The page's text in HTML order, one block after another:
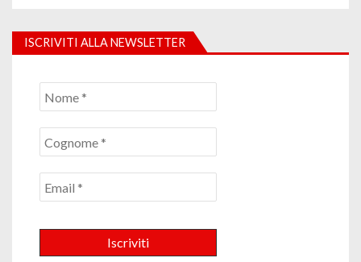
ISCRIVITI ALLA NEWSLETTER